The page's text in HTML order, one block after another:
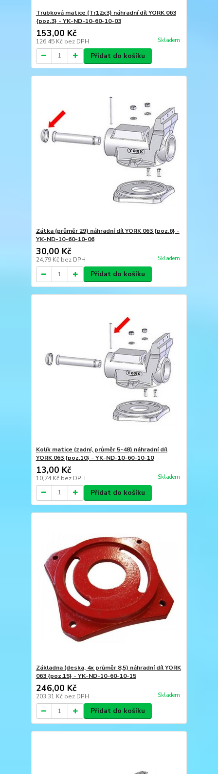
Trubková matice (Tr12x3) náhradní díl YORK 063
{poz.3} - YK-ND-10-60-10-03
153,00 Kč
126,45 Kč bez DPH Skladem
Přidat do košíku
Zátka (průměr 29) náhradní díl YORK 063 {poz.6} -
YK-ND-10-60-10-06
30,00 Kč
24,79 Kč bez DPH Skladem
Přidat do košíku
Kolík matice (zadní, průměr 5-48) náhradní díl
YORK 063 {poz.10} - YK-ND-10-60-10-10
13,00 Kč
10,74 Kč bez DPH Skladem
Přidat do košíku
Základna (deska, 4x průměr 8,5) náhradní díl YORK
063 {poz.15} - YK-ND-10-60-10-15
246,00 Kč
203,31 Kč bez DPH Skladem
Přidat do košíku